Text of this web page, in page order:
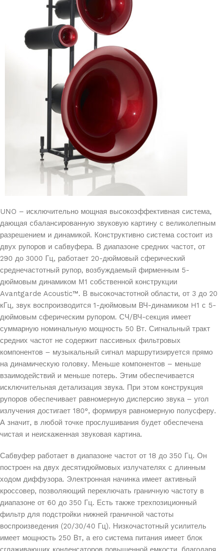
UNO – исключительно мощная высокоэффективная система,
дающая сбалансированную звуковую картину с великолепным
разрешением и динамикой. Конструктивно система состоит из
двух рупоров и сабвуфера. В диапазоне средних частот, от
290 до 3000 Гц, работает 20-дюймовый сферический
среднечастотный рупор, возбуждаемый фирменным 5-
дюймовым динамиком M1 собственной конструкции
Avantgarde Acoustic™. В высокочастотной области, от 3 до 20
кГц, звук воспроизводится 1-дюймовым ВЧ-динамиком H1 с 5-
дюймовым сферическим рупором. СЧ/ВЧ-секция имеет
суммарную номинальную мощность 50 Вт. Сигнальный тракт
средних частот не содержит пассивных фильтровых
компонентов – музыкальный сигнал маршрутизируется прямо
на динамическую головку. Меньше компонентов – меньше
взаимодействий и меньше потерь. Этим обеспечивается
исключительная детализация звука. При этом конструкция
рупоров обеспечивает равномерную дисперсию звука – угол
излучения достигает 180°, формируя равномерную полусферу.
А значит, в любой точке прослушивания будет обеспечена
чистая и неискаженная звуковая картина.
Сабвуфер работает в диапазоне частот от 18 до 350 Гц. Он
построен на двух десятидюймовых излучателях с длинным
ходом диффузора. Электронная начинка имеет активный
кроссовер, позволяющий переключать граничную частоту в
диапазоне от 60 до 350 Гц. Есть также трехпозиционный
фильтр для подстройки нижней граничной частоты
воспроизведения (20/30/40 Гц). Низкочастотный усилитель
имеет мощность 250 Вт, а его система питания имеет блок